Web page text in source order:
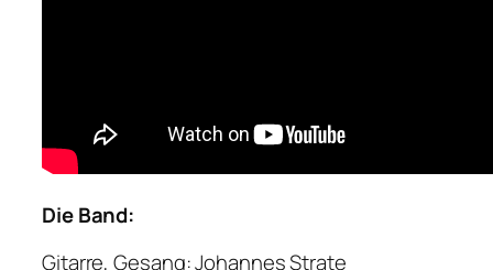
Die Band:
Gitarre, Gesang: Johannes Strate